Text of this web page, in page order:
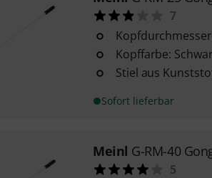
7
Kopffarbe:
Stiel aus
Sofort lieferbar
Meinl G-RM-40
5